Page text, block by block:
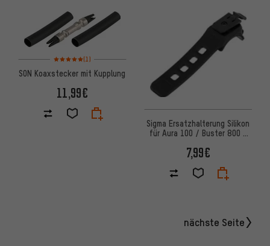
Bewertungen: 5 von 5 basierend auf 1 Bewertungen
(1)
SON Koaxstecker mit Kupplung
11,99€
Sigma Ersatzhalterung Silikon
für Aura 100 / Buster 800 /
7,99€
nächste Seite